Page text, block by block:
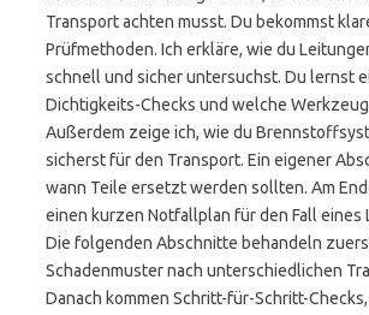
Transport achten musst. Du bekommst
Prüfmethoden. Ich erkläre, wie du
schnell und sicher untersuchst. Du lernst
Dichtigkeits-Checks und welche
Außerdem zeige ich, wie du
sicherst für den Transport. Ein eigener
wann Teile ersetzt werden sollten. Am
einen kurzen Notfallplan für den Fall eines
Die folgenden Abschnitte behandeln
Schadenmuster nach unterschiedlichen
Danach kommen Schritt-für-Schritt-